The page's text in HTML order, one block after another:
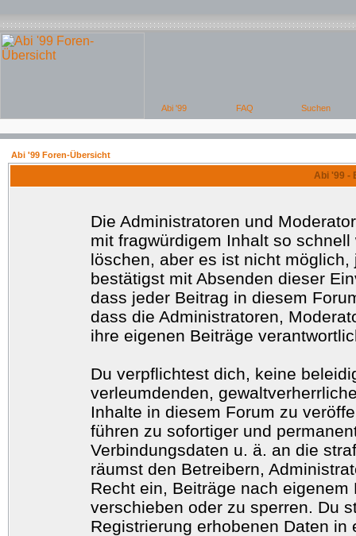
Abi '99 Foren-Übersicht
Abi '99 -
Die Administratoren und
mit fragwürdigem Inhalt so
löschen, aber es ist nicht
bestätigst mit Absenden dieser
dass jeder Beitrag in diesem
dass die Administratoren,
ihre eigenen Beiträge
Du verpflichtest dich, keine
verleumdenden,
Inhalte in diesem Forum zu
führen zu sofortiger und
Verbindungsdaten u. ä. an die
räumst den Betreibern,
Recht ein, Beiträge nach
verschieben oder zu sperren. Du
Registrierung erhobenen Daten